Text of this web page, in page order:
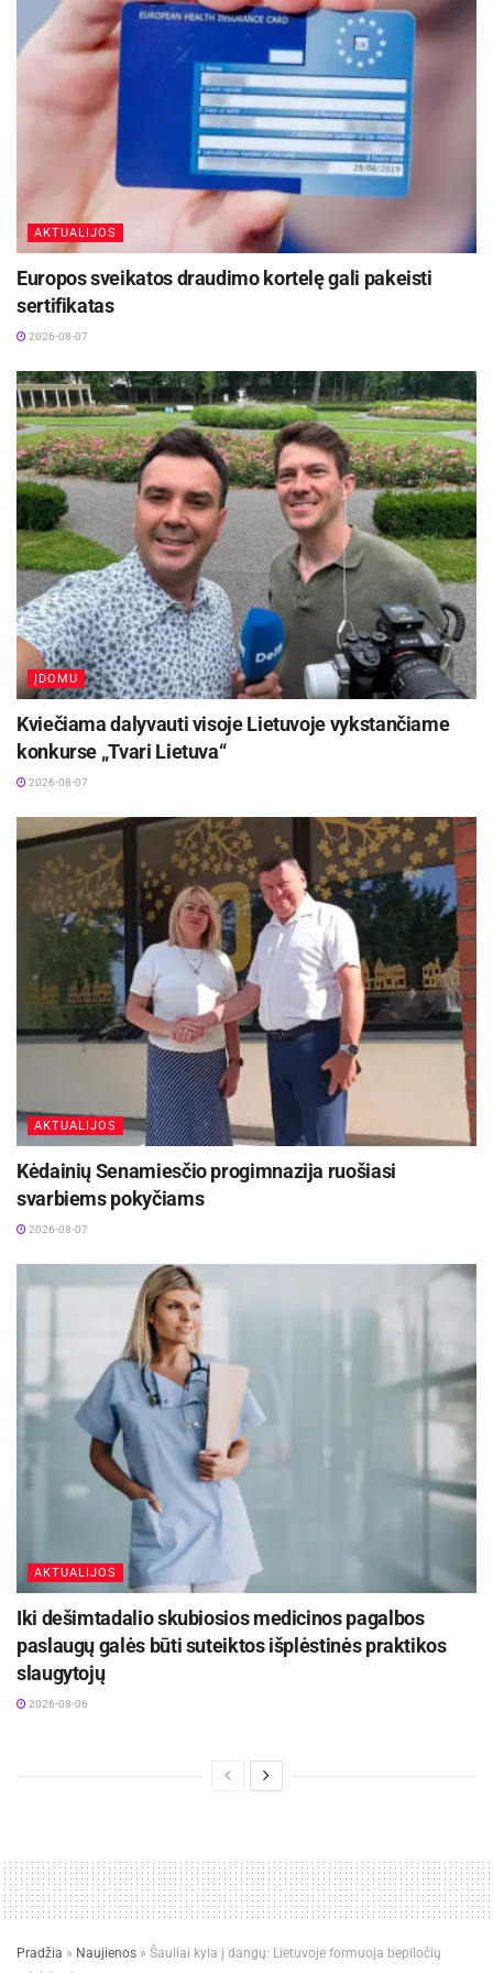
: www.ld.lt/apsaugok-mane
Parengta pagal AB „Lietuvos draudimas“
informaciją
Ukmergės rajono savivaldybė
AKTUALIJOS
Europos sveikatos draudimo kortelę gali pakeisti
sertifikatas
2026-08-07
ĮDOMU
Kviečiama dalyvauti visoje Lietuvoje vykstančiame
konkurse „Tvari Lietuva“
2026-08-07
AKTUALIJOS
Kėdainių Senamiesčio progimnazija ruošiasi
svarbiems pokyčiams
2026-08-07
AKTUALIJOS
Iki dešimtadalio skubiosios medicinos pagalbos
paslaugų galės būti suteiktos išplėstinės praktikos
slaugytojų
2026-08-06
Pradžia » Naujienos » Šauliai kyla į dangų: Lietuvoje formuoja bepiločių